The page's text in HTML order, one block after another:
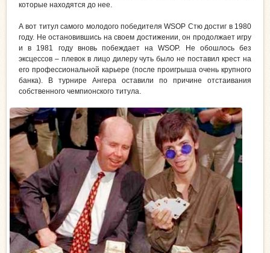
которые находятся до нее.
А вот титул самого молодого победителя WSOP Стю достиг в 1980
году. Не остановившись на своем достижении, он продолжает игру
и в 1981 году вновь побеждает на WSOP. Не обошлось без
эксцессов – плевок в лицо дилеру чуть было не поставил крест на
его профессиональной карьере (после проигрыша очень крупного
банка). В турнире Ангера оставили по причине отстаивания
собственного чемпионского титула.